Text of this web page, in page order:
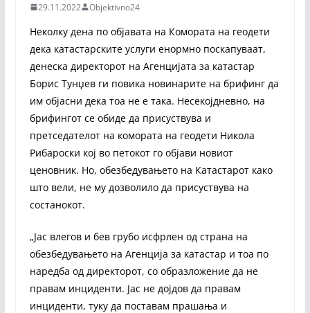
29.11.2022 Objektivno24
Неколку дена по објавата на Комората на геодети
дека катастарските услуги енормно поскапуваат,
денеска директорот на Агенцијата за катастар
Борис Тунџев ги повика новинарите на брифинг да
им објасни дека тоа не е така. Несекојдневно, на
брифингот се обиде да присуствува и
претседателот на комората на геодети Никола
Рибароски кој во петокот го објави новиот
ценовник. Но, обезбедувањето на Катастарот како
што вели, не му дозволило да присуствува на
состанокот.
„Јас влегов и бев грубо исфрлен од страна на
обезбедувањето на Агенција за катастар и тоа по
наредба од директорот, со образложение да не
правам инциденти. Јас не дојдов да правам
инциденти, туку да поставам прашања и